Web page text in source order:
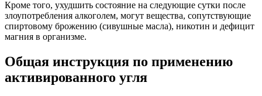
Кроме того, ухудшить состояние на следующие сутки после
злоупотребления алкоголем, могут вещества, сопутствующие
спиртовому брожению (сивушные масла), никотин и дефицит
магния в организме.
Общая инструкция по применению
активированного угля